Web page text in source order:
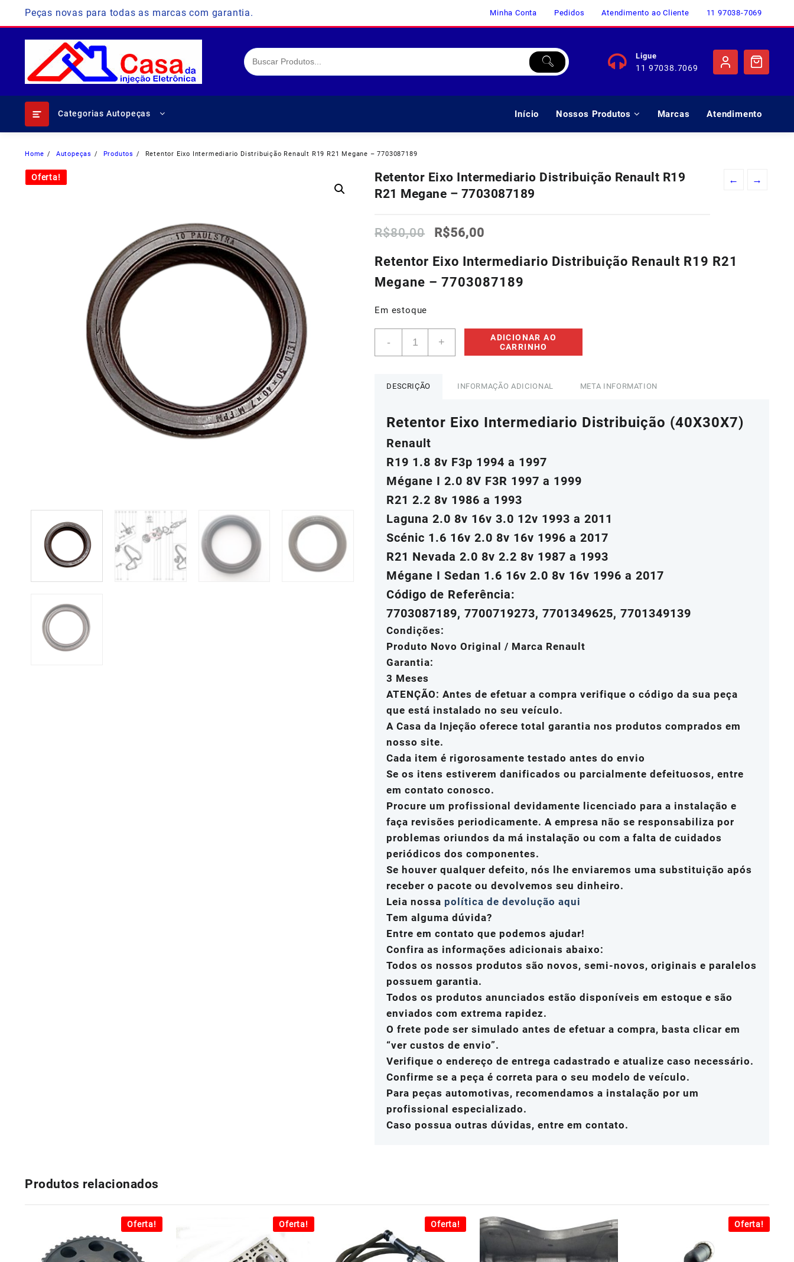
content
Peças novas para todas as marcas com garantia. Minha Conta Pedidos Atendimento ao Cliente 11 97038-7069
Ligue
11 97038.7069
Categorias Autopeças Início Nossos Produtos Marcas Atendimento
Home Autopeças Produtos Retentor Eixo Intermediario Distribuição Renault R19 R21 Megane – 7703087189
Oferta! ← →
Retentor Eixo Intermediario Distribuição Renault R19
R21 Megane – 7703087189
R$80,00
O
original
era:
R$80,00.
R$56,00
atual
é:
R$56,00.
Retentor Eixo Intermediario Distribuição Renault R19 R21
Megane – 7703087189
Em estoque
-
Eixo
Intermediario
Renault
Megane
7703087189
quantidade
+
ADICIONAR AO
CARRINHO
DESCRIÇÃO INFORMAÇÃO ADICIONAL META INFORMATION
Retentor Eixo Intermediario Distribuição (40X30X7)
Renault
R19 1.8 8v F3p 1994 a 1997
Mégane I 2.0 8V F3R 1997 a 1999
R21 2.2 8v 1986 a 1993
Laguna 2.0 8v 16v 3.0 12v 1993 a 2011
Scénic 1.6 16v 2.0 8v 16v 1996 a 2017
R21 Nevada 2.0 8v 2.2 8v 1987 a 1993
Mégane I Sedan 1.6 16v 2.0 8v 16v 1996 a 2017
Código de Referência:
7703087189, 7700719273, 7701349625, 7701349139
Condições:
Produto Novo Original / Marca Renault
Garantia:
3 Meses
ATENÇÃO: Antes de efetuar a compra verifique o código da sua peça
que está instalado no seu veículo.
A Casa da Injeção oferece total garantia nos produtos comprados em
nosso site.
Cada item é rigorosamente testado antes do envio
Se os itens estiverem danificados ou parcialmente defeituosos, entre
em contato conosco.
Procure um profissional devidamente licenciado para a instalação e
faça revisões periodicamente. A empresa não se responsabiliza por
problemas oriundos da má instalação ou com a falta de cuidados
periódicos dos componentes.
Se houver qualquer defeito, nós lhe enviaremos uma substituição após
receber o pacote ou devolvemos seu dinheiro.
Leia nossa política de devolução aqui
Tem alguma dúvida?
Entre em contato que podemos ajudar!
Confira as informações adicionais abaixo:
Todos os nossos produtos são novos, semi-novos, originais e paralelos
possuem garantia.
Todos os produtos anunciados estão disponíveis em estoque e são
enviados com extrema rapidez.
O frete pode ser simulado antes de efetuar a compra, basta clicar em
“ver custos de envio”.
Verifique o endereço de entrega cadastrado e atualize caso necessário.
Confirme se a peça é correta para o seu modelo de veículo.
Para peças automotivas, recomendamos a instalação por um
profissional especializado.
Caso possua outras dúvidas, entre em contato.
Oferta!
Produtos relacionados
Oferta! Oferta! Oferta! Oferta!